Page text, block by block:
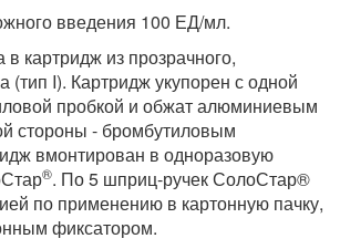
введения 100 ЕД/мл.
картридж из прозрачного,
(тип I). Картридж укупорен с одной
пробкой и обжат алюминиевым
стороны - бромбутиловым
вмонтирован в одноразовую
®. По 5 шприц-ручек СолоСтар®
по применению в картонную пачку,
фиксатором.